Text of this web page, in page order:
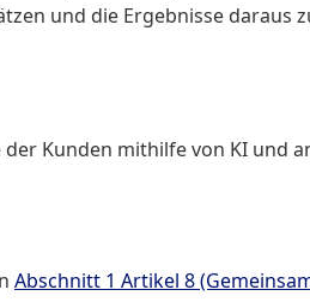
und die Ergebnisse daraus
Kunden mithilfe von KI und
Abschnitt 1 Artikel 8